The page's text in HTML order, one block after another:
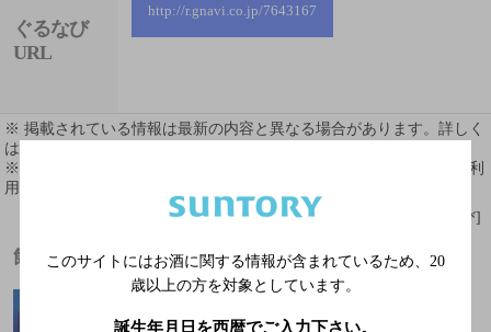
ぐるなび
URL
http://r.gnavi.co.jp/7643167
※ 掲載されている情報は最新の内容と異なる場合があります。詳しく
はお店にお問い合わせください。
※ 掲載されているリンク等の外部コンテンツはお客様のご判断でご利
用ください。
[情報提供：ぐるなび]
飲めるお酒
このサイトにはお酒に関する情報が含まれているため、 20
歳以上の方を対象としています。
誕生年月日を西暦でご入力下さい。